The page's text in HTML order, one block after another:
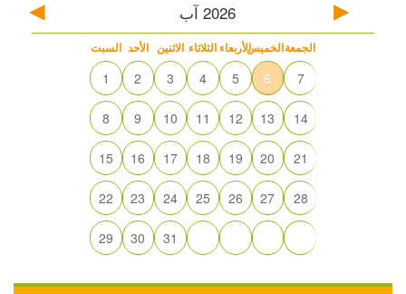
2026 آب
السبت الأحد الاثنين الثلاثاء الأربعاءالخميسالجمعة
1 2 3 4 5 6 7
8 9 10 11 12 13 14
15 16 17 18 19 20 21
22 23 24 25 26 27 28
29 30 31